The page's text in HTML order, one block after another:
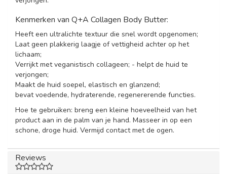
Kenmerken van Q+A Collagen Body Butter:
Heeft een ultralichte textuur die snel wordt opgenomen;
Laat geen plakkerig laagje of vettigheid achter op het
lichaam;
Verrijkt met veganistisch collageen; - helpt de huid te
verjongen;
Maakt de huid soepel, elastisch en glanzend;
bevat voedende, hydraterende, regenererende functies.
Hoe te gebruiken: breng een kleine hoeveelheid van het
product aan in de palm van je hand. Masseer in op een
schone, droge huid. Vermijd contact met de ogen.
Reviews